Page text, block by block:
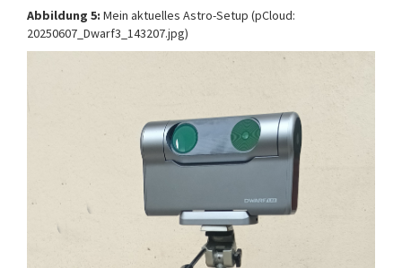
Abbildung 5: Mein aktuelles Astro-Setup (pCloud:
20250607_Dwarf3_143207.jpg)